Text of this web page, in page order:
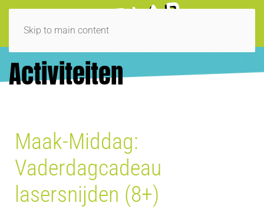
Skip to main content
Activiteiten
Maak-Middag:
Vaderdagcadeau
lasersnijden (8+)